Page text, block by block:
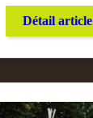
Détail article